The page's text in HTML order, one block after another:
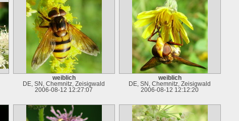
weiblich
DE, SN, Chemnitz, Zeisigwald
2006-08-12 12:27:07
weiblich
DE, SN, Chemnitz, Zeisigwald
2006-08-12 12:12:20